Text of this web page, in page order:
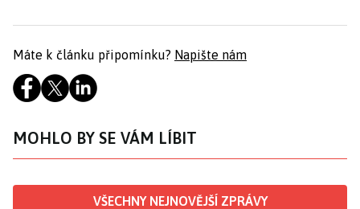
Máte k článku připomínku? Napište nám
MOHLO BY SE VÁM LÍBIT
VŠECHNY NEJNOVĚJŠÍ ZPRÁVY